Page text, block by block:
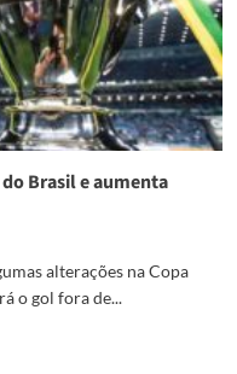
Brasil e aumenta
alterações na Copa
o gol fora de...